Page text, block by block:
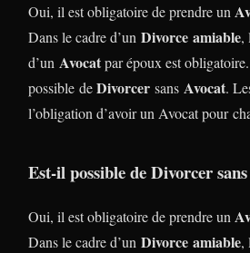
Oui, il est obligatoire de prendre un
Dans le cadre d’un Divorce amiable,
d’un Avocatpar époux est
possible deDivorcer sans Avocat.
l’obligation d’avoir un Avocat pour
Est-il possible de Divorcer
Oui, il est obligatoire de prendre un
Dans le cadre d’un Divorce amiable,